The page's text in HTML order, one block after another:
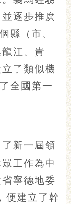
逐步推廣
個縣（市、
江、貴
了類似機
全國第一
新一屆領
工作為中
寧德地委
便建立了幹